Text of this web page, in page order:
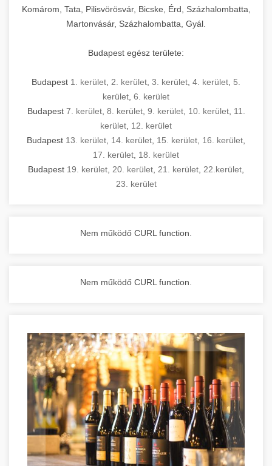
Komárom, Tata, Pilisvörösvár, Bicske, Érd, Százhalombatta,
Martonvásár, Százhalombatta, Gyál.
Budapest egész területe:
Budapest 1. kerület 2. kerület 3. kerület 4. kerület 5.
kerület 6. kerület
Budapest 7. kerület, 8. kerület, 9. kerület, 10. kerület, 11.
kerület 12. kerület
Budapest 13. kerület 14. kerület 15. kerület 16. kerület
17. kerület 18. kerület
Budapest 19. kerület 20. kerület 21. kerület 22.kerület
23. kerület
Nem működő CURL function.
Nem működő CURL function.